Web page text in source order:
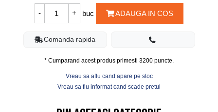
buc ADAUGA IN COS
Comanda rapida
* Cumparand acest produs primesti 3200 puncte.
Vreau sa aflu cand apare pe stoc
Vreau sa fiu informat cand scade pretul